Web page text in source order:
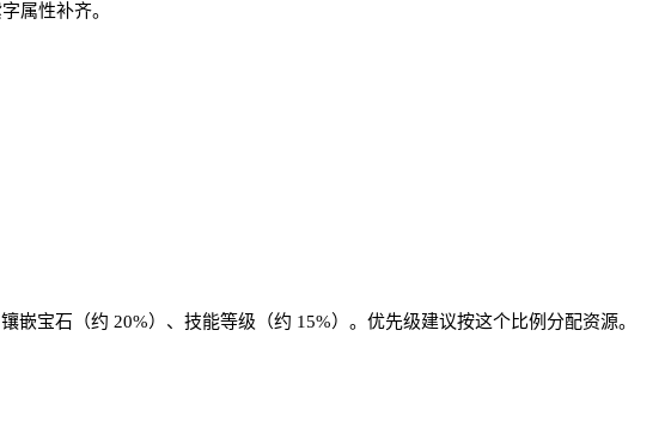
属性补齐。
宝石（约 20%）、技能等级（约 15%）。优先级建议按这个比例分配资源。